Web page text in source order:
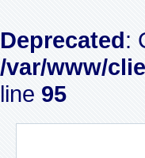
Deprecated:
/var/www/
line 95